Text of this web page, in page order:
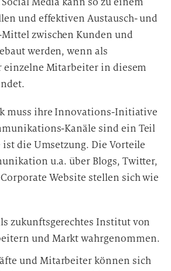
und effektiven Austausch- und
zwischen Kunden und
werden, wenn als
einzelne Mitarbeiter in diesem
muss ihre Innovations-Initiative
Kanäle sind ein Teil
die Umsetzung. Die Vorteile
u.a. über Blogs, Twitter,
Website stellen sich wie
zukunftsgerechtes Institut von
und Markt wahrgenommen.
und Mitarbeiter können sich